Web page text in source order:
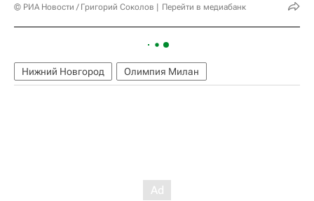
© РИА Новости / Григорий Соколов Перейти в медиабанк
Нижний Новгород Олимпия Милан